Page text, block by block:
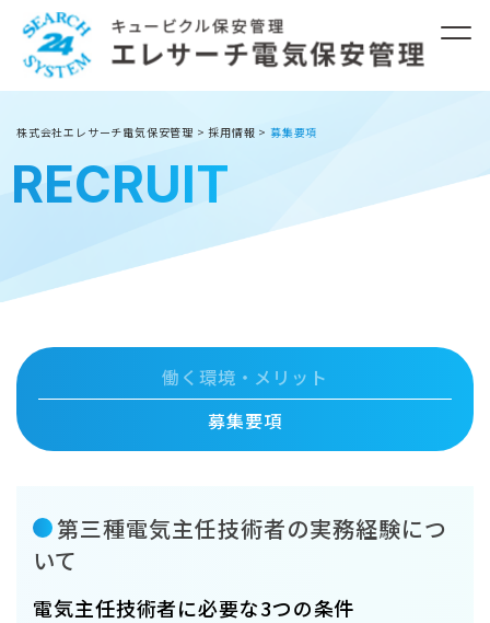
株式会社エレサーチ電気保安管理 >採用情報 >募集要項
RECRUIT
働く環境・メリット
募集要項
第三種電気主任技術者の実務経験につ
いて
電気主任技術者に必要な3つの条件